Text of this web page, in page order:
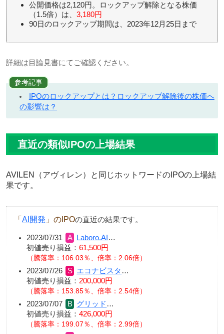
公開価格は2,120円。ロックアップ解除となる株価
（1.5倍）は、 3,180円
90日のロックアップ期間は、2023年12月25日まで
詳細は目論見書にてご確認ください。
参考記事
IPOのロックアップとは？ロックアップ解除後の株価へ
の影響は？
直近の類似IPOの上場結果
AVILEN（アヴィレン）と同じホットワードのIPOの上場結
果です。
「AI開発 」のIPOの直近の結果です。
2023/07/31 Laboro.AI …
初値売り損益： 61,500円
（騰落率：106.03％、倍率：2.06倍）
2023/07/26 エコナビスタ …
初値売り損益： 200,000円
（騰落率：153.85％、倍率：2.54倍）
2023/07/07 グリッド …
初値売り損益： 426,000円
（騰落率：199.07％、倍率：2.99倍）